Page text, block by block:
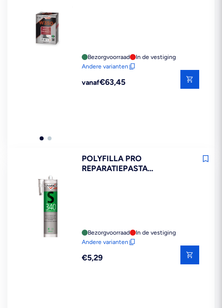
Bezorgvoorraad
In de vestiging
Andere varianten
Reguliere
vanaf€63,45
POLYFILLA PRO
REPARATIEPASTA
Bezorgvoorraad
In de vestiging
Andere varianten
Reguliere
€5,29